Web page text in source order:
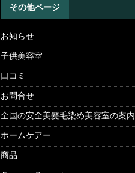
その他ページ
お知らせ
子供美容室
口コミ
お問合せ
全国の安全美髪毛染め美容室の案内
ホームケアー
商品